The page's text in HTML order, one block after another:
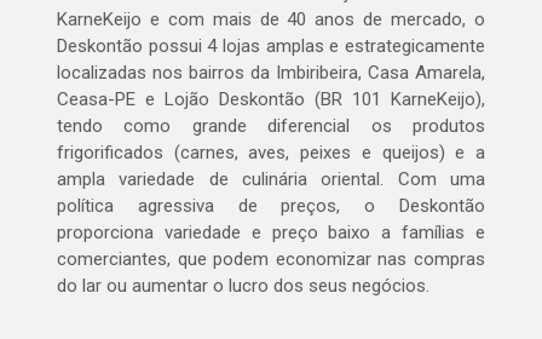
KarneKeijo e com mais de 40 anos de mercado, o
Deskontão possui 4 lojas amplas e estrategicamente
localizadas nos bairros da Imbiribeira, Casa Amarela,
Ceasa-PE e Lojão Deskontão (BR 101 KarneKeijo),
tendo como grande diferencial os produtos
frigorificados (carnes, aves, peixes e queijos) e a
ampla variedade de culinária oriental. Com uma
política agressiva de preços, o Deskontão
proporciona variedade e preço baixo a famílias e
comerciantes, que podem economizar nas compras
do lar ou aumentar o lucro dos seus negócios.